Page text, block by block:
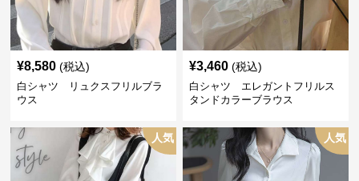
¥8,580 (税込)
白シャツ リュクスフリルブラ
ウス
¥3,460 (税込)
白シャツ エレガントフリルス
タンドカラーブラウス
人気 人気